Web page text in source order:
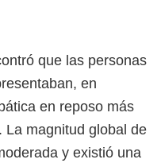
que las personas
en
en reposo más
La magnitud global de
y existió una